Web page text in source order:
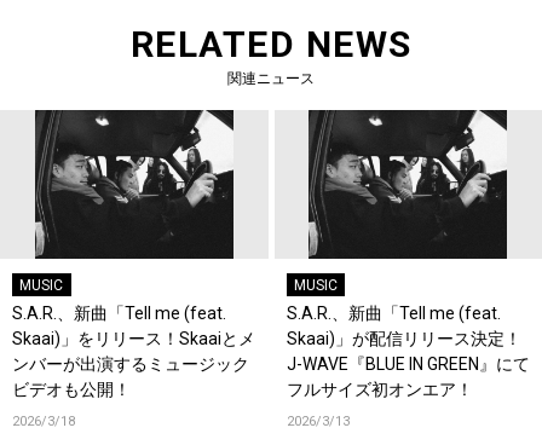
RELATED NEWS
関連ニュース
MUSIC
S.A.R.、新曲「Tell me (feat.
Skaai)」をリリース！Skaaiとメ
ンバーが出演するミュージック
ビデオも公開！
2026/3/18
MUSIC
S.A.R.、新曲「Tell me (feat.
Skaai)」が配信リリース決定！
J-WAVE『BLUE IN GREEN』にて
フルサイズ初オンエア！
2026/3/13